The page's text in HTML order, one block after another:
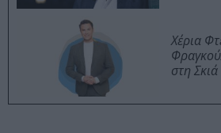
Χέρια
στη